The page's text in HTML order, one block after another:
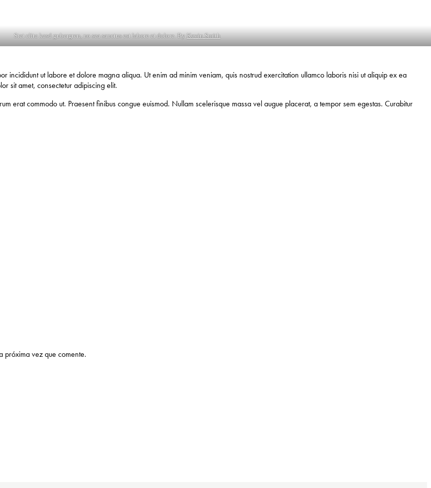
Stet clita kasd gubergren, no sea sanctus est labore et dolore. By Kevin Smith
incididunt ut labore et dolore magna aliqua. Ut enim ad minim veniam, quis nostrud exercitation ullamco laboris nisi ut aliquip ex ea
sit amet, consectetur adipiscing elit.
erat commodo ut. Praesent finibus congue euismod. Nullam scelerisque massa vel augue placerat, a tempor sem egestas. Curabitur
vez que comente.